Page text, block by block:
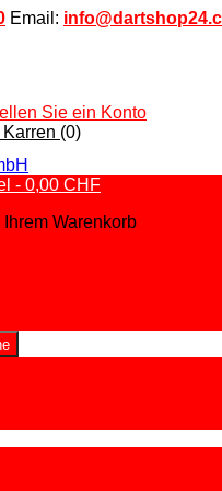
Email:
Sie ein Konto
(0)
- 0,00 CHF
Warenkorb